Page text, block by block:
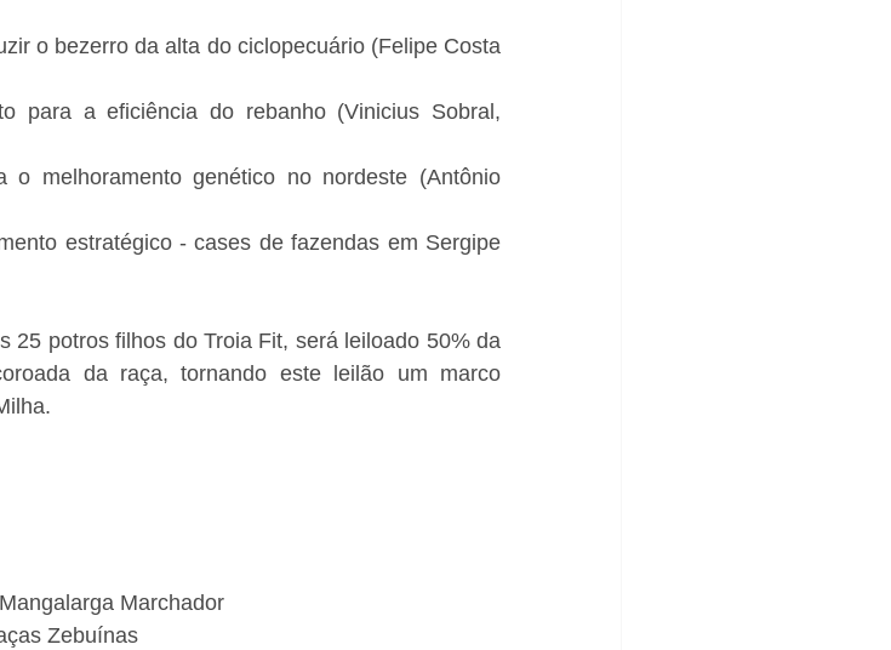
o bezerro da alta do ciclopecuário (Felipe Costa
para a eficiência do rebanho (Vinicius Sobral,
melhoramento genético no nordeste (Antônio
estratégico - cases de fazendas em Sergipe
25 potros filhos do Troia Fit, será leiloado 50% da
da raça, tornando este leilão um marco
Marchador
Zebuínas